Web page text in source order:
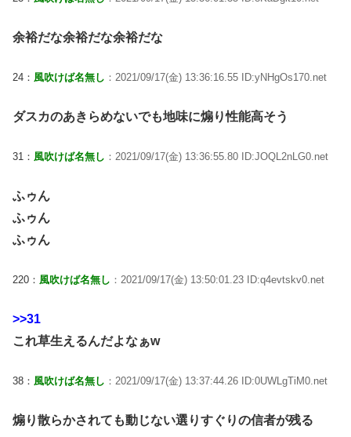
余裕だな余裕だな余裕だな
24： 風吹けば名無し ：2021/09/17(金) 13:36:16.55 ID:yNHgOs170.net
ダスカのあきらめないでも地味に煽り性能高そう
31： 風吹けば名無し ：2021/09/17(金) 13:36:55.80 ID:JOQL2nLG0.net
ふゥん
ふゥん
ふゥん
220： 風吹けば名無し ：2021/09/17(金) 13:50:01.23 ID:q4evtskv0.net
>>31
これ草生えるんだよなぁw
38： 風吹けば名無し ：2021/09/17(金) 13:37:44.26 ID:0UWLgTiM0.net
煽り散らかされても動じない選りすぐりの信者が残る